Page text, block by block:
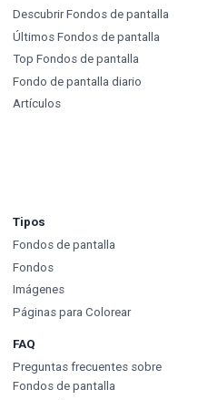
Descubrir Fondos de pantalla
Últimos Fondos de pantalla
Top Fondos de pantalla
Fondo de pantalla diario
Artículos
Tipos
Fondos de pantalla
Fondos
Imágenes
Páginas para Colorear
FAQ
Preguntas frecuentes sobre
Fondos de pantalla